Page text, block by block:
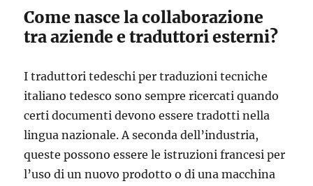
Come nasce la collaborazione
tra aziende e traduttori esterni?
I traduttori tedeschi per traduzioni tecniche
italiano tedesco sono sempre ricercati quando
certi documenti devono essere tradotti nella
lingua nazionale. A seconda dell’industria,
queste possono essere le istruzioni francesi per
l’uso di un nuovo prodotto o di una macchina